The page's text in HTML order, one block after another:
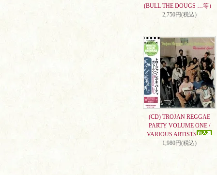
(BULL THE DOUGS …等）
2,750円(税込)
(CD) TROJAN REGGAE
PARTY VOLUME ONE /
VARIOUS ARTISTS
1,980円(税込)